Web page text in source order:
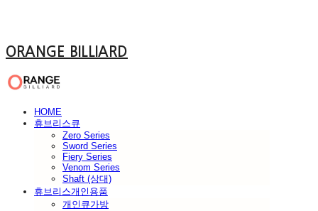
ORANGE BILLIARD
HOME
휴브리스큐
Zero Series
Sword Series
Fiery Series
Venom Series
Shaft (상대)
휴브리스개인용품
개인큐가방